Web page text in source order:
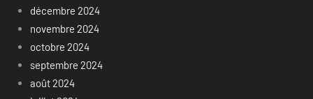
décembre 2024
novembre 2024
octobre 2024
septembre 2024
août 2024